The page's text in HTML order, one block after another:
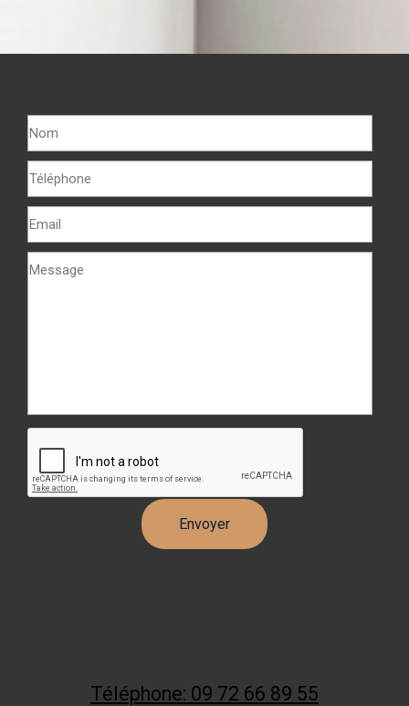
Téléphone: 09 72 66 89 55